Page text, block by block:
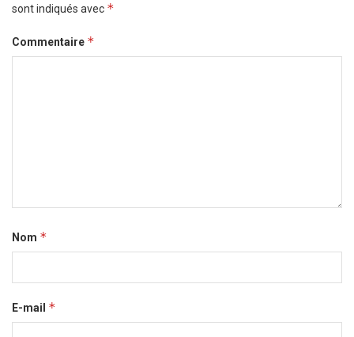
sont indiqués avec *
Commentaire *
Nom *
E-mail *